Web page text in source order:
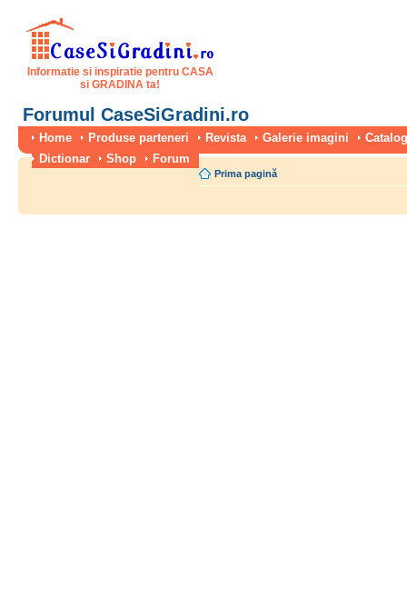
Informatie si inspiratie pentru CASA
si GRADINA ta!
Forumul CaseSiGradini.ro
Home Produse parteneri Revista Galerie imagini
Dictionar
Shop Forum
Prima pagină